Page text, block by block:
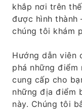
khắp nơi trên
được hình thành
chúng tôi khám
Hướng dẫn viên
phá những điểm
cung cấp cho
những địa điểm
này. Chúng tôi